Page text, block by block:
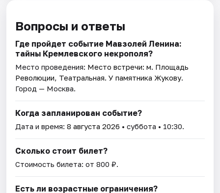
Вопросы и ответы
Где пройдет событие Мавзолей Ленина:
тайны Кремлевского некрополя?
Место проведения: Место встречи: м. Площадь
Революции, Театральная. У памятника Жукову.
Город — Москва.
Когда запланирован событие?
Дата и время:8 августа 2026 • суббота • 10:30.
Сколько стоит билет?
Стоимость билета: от 800 ₽.
Есть ли возрастные ограничения?